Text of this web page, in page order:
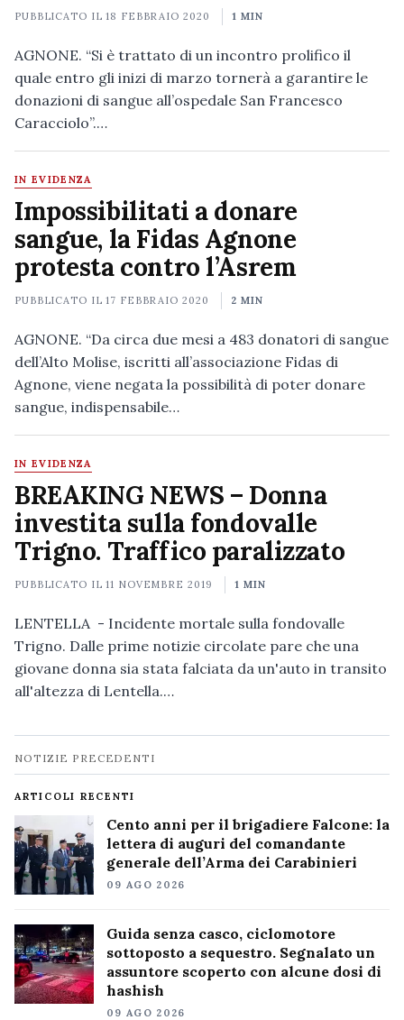
PUBBLICATO IL18 FEBBRAIO 2020 1 MIN
AGNONE. “Si è trattato di un incontro prolifico il
quale entro gli inizi di marzo tornerà a garantire le
donazioni di sangue all’ospedale San Francesco
Caracciolo”.…
IN EVIDENZA
Impossibilitati a donare
sangue, la Fidas Agnone
protesta contro l’Asrem
PUBBLICATO IL17 FEBBRAIO 2020 2 MIN
AGNONE. “Da circa due mesi a 483 donatori di sangue
dell’Alto Molise, iscritti all’associazione Fidas di
Agnone, viene negata la possibilità di poter donare
sangue, indispensabile…
IN EVIDENZA
BREAKING NEWS – Donna
investita sulla fondovalle
Trigno. Traffico paralizzato
PUBBLICATO IL11 NOVEMBRE 2019 1 MIN
LENTELLA - Incidente mortale sulla fondovalle
Trigno. Dalle prime notizie circolate pare che una
giovane donna sia stata falciata da un'auto in transito
all'altezza di Lentella.…
Navigazione
notizie
NOTIZIE PRECEDENTI
ARTICOLI RECENTI
Cento anni per il brigadiere Falcone: la
lettera di auguri del comandante
generale dell’Arma dei Carabinieri
09 AGO 2026
Guida senza casco, ciclomotore
sottoposto a sequestro. Segnalato un
assuntore scoperto con alcune dosi di
hashish
09 AGO 2026